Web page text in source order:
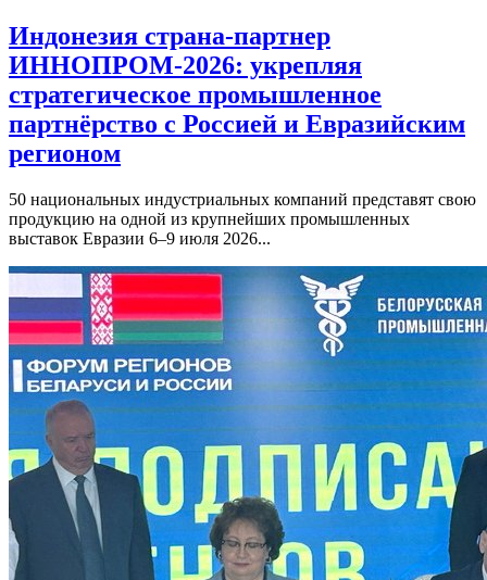
Индонезия страна-партнер
ИННОПРОМ-2026: укрепляя
стратегическое промышленное
партнёрство с Россией и Евразийским
регионом
50 национальных индустриальных компаний представят свою
продукцию на одной из крупнейших промышленных
выставок Евразии 6–9 июля 2026...